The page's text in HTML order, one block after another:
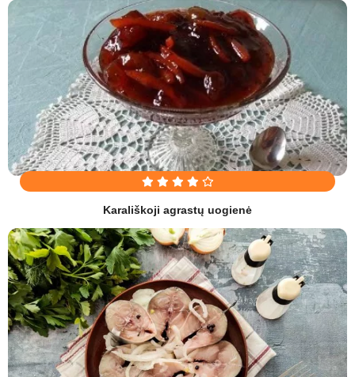
Karališkoji agrastų uogienė